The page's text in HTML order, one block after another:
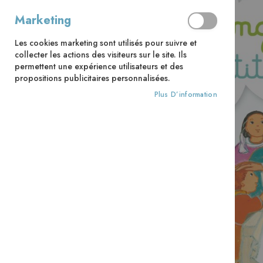
Marketing
Les cookies marketing sont utilisés pour suivre et
collecter les actions des visiteurs sur le site. Ils
permettent une expérience utilisateurs et des
propositions publicitaires personnalisées.
Plus D’information